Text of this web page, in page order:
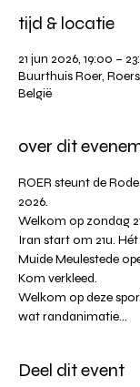
tijd & locatie
21 jun 2026, 19:00 –
Buurthuis Roer,
België
over dit
ROER steunt de
2026.
Welkom op zondag
Iran start om 21u.
Muide Meulestede
Kom verkleed.
Welkom op deze
wat randanimatie…
Deel dit event